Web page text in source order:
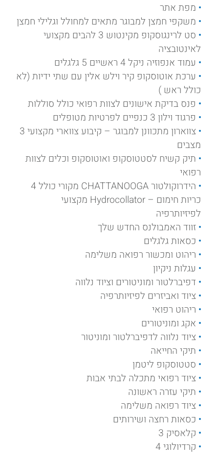
מפת אתר
משקפי חמצן למבוגר מתאים למחולל וגלילי חמצן
סט לרינגוסקופ מקינטוש 3 להבים מקצועי
לאינטובציה
עמוד אנפוזיה ניקל 4 ראשיים 5 גלגלים
ערכת אוטוסקופ קיר וילש אלין עם שתי ידיות (לא
כולל ראש )
פנס בדיקת אישונים לצוות רפואי כולל סוללות
פרגוד וילון 3 כנפיים לפרטיות מטופלים
צווארון מתכוונן למבוגר – קיבוע צווארי מקצועי 3
מצבים
תיק קשיח לסטטוסקופ ואוטוסקופ וכלים לצוות
רפואי
הידרוקולטור CHATTANOOGA מקורי כולל 4
כריות חימום – Hydrocollator מקצועי
לפיזיותרפיה
זווד האמבולנס החדש שלך
כסאות גלגלים
ריהוט ומכשור רפואה משלימה
עגלות ניקיון
דפיברלטור ומוניטורים וציוד נלווה
ציוד ואביזרים לפיזיותרפיה
ריהוט רפואי
אקג ומוניטורים
ציוד נלווה לדפיברלטור ומוניטור
תיקי החייאה
סטטוסקופ ליטמן
ציוד רפואי מתכלה לבתי אבות
תיקי עזרה ראשונה
ציוד רפואה משלימה
כסאות רחצה ושירותים
קלאסיק 3
קרדיולוגי 4